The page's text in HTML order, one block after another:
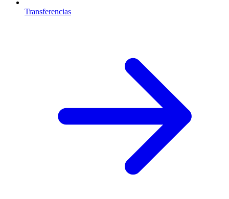
Transferencias